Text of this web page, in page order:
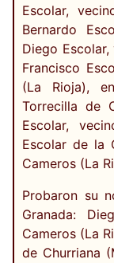
Escolar,
Bernardo
Diego
Francisco
(La Rioja),
Torrecilla de
Escolar,
Escolar de la
Cameros (La
Probaron su
Granada:
Cameros (La
de Churriana